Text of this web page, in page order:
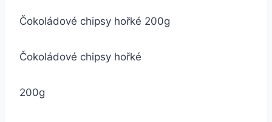
Čokoládové chipsy hořké 200g
Čokoládové chipsy hořké
200g